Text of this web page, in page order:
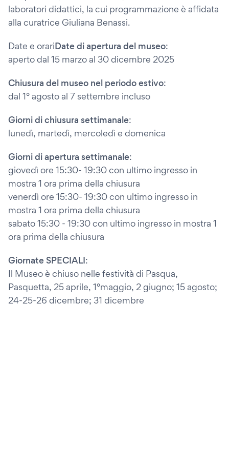
laboratori didattici, la cui programmazione è affidata
alla curatrice Giuliana Benassi.
Date e orariDate di apertura del museo:
aperto dal 15 marzo al 30 dicembre 2025
Chiusura del museo nel periodo estivo:
dal 1° agosto al 7 settembre incluso
Giorni di chiusura settimanale:
lunedì, martedì, mercoledì e domenica
Giorni di apertura settimanale:
giovedì ore 15:30- 19:30 con ultimo ingresso in
mostra 1 ora prima della chiusura
venerdì ore 15:30- 19:30 con ultimo ingresso in
mostra 1 ora prima della chiusura
sabato 15:30 - 19:30 con ultimo ingresso in mostra 1
ora prima della chiusura
Giornate SPECIALI:
Il Museo è chiuso nelle festività di Pasqua,
Pasquetta, 25 aprile, 1°maggio, 2 giugno; 15 agosto;
24-25-26 dicembre; 31 dicembre